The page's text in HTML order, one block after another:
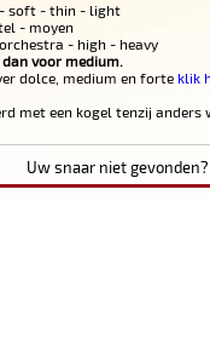
soft - thin - light
- moyen
- high - heavy
dan voor medium.
dolce, medium en forte klik
met een kogel tenzij
Uw snaar niet